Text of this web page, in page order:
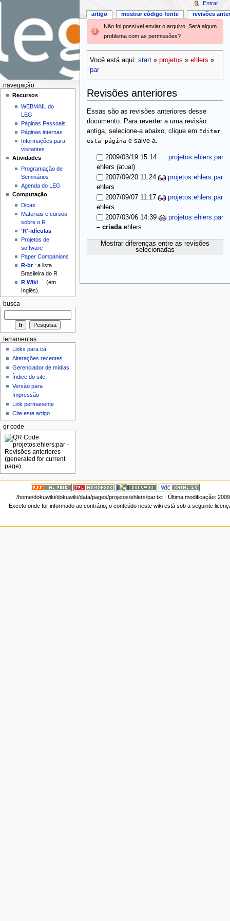
Não foi possível enviar o arquivo. Será algum
problema com as permissões?
Você está aqui: start» projetos » ehlers »
par
Revisões anteriores
Essas são as revisões anteriores desse
documento. Para reverter a uma revisão
antiga, selecione-a abaixo, clique em Editar
esta página e salve-a.
2009/03/19 15:14
projetos:ehlers:par
ehlers (atual)
2007/09/20 11:24
projetos:ehlers:par
ehlers
2007/09/07 11:17
projetos:ehlers:par
ehlers
2007/03/06 14:39
projetos:ehlers:par
– criada ehlers
Mostrar diferenças entre as revisões
selecionadas
artigo mostrar código fonte revisões
Entrar
navegação
Recursos
WEBMAIL do
LEG
Páginas Pessoais
Páginas internas
Informações para
visitantes
Atividades
Programação de
Seminários
Agenda do LEG
Computação
Dicas
Materiais e cursos
sobre o R
'R'-idículas
Projetos de
software
Paper Companions
R-br: a lista
Brasileira do R
R Wiki
(em
Inglês).
busca
ferramentas
Links para cá
Alterações recentes
Gerenciador de mídias
Índice do site
Versão para
Impressão
Link permanente
Cite este artigo
qr code
/home/dokuwiki/dokuwiki/data/pages/projetos/ehlers/par.txt· Última modificação:
Exceto onde for informado ao contrário, o conteúdo neste wiki está sob a seguinte